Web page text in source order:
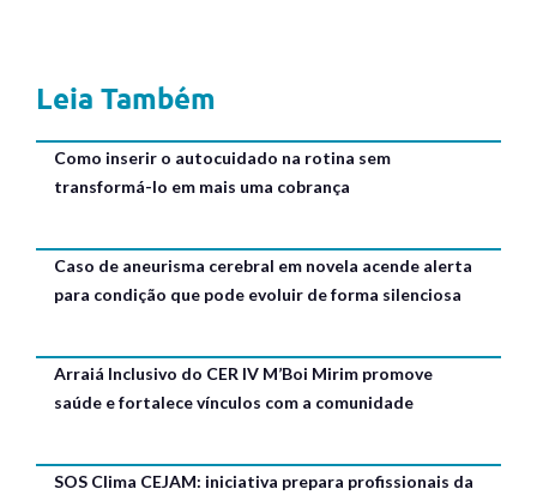
Leia Também
Como inserir o autocuidado na rotina sem
transformá-lo em mais uma cobrança
Caso de aneurisma cerebral em novela acende alerta
para condição que pode evoluir de forma silenciosa
Arraiá Inclusivo do CER IV M’Boi Mirim promove
saúde e fortalece vínculos com a comunidade
SOS Clima CEJAM: iniciativa prepara profissionais da